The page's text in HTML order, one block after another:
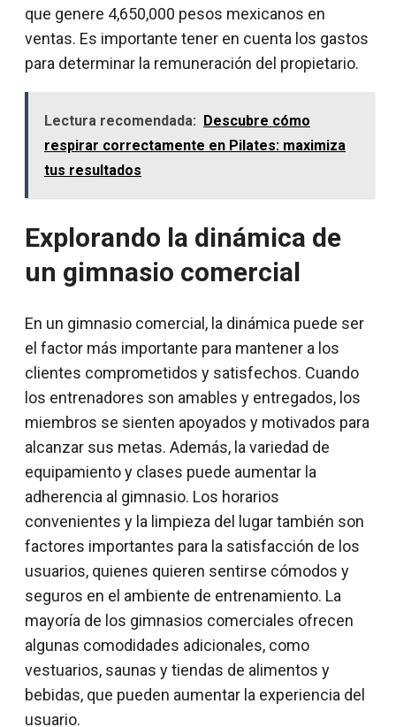
que genere 4,650,000 pesos mexicanos en
ventas. Es importante tener en cuenta los gastos
para determinar la remuneración del propietario.
Lectura recomendada:
Descubre cómo
respirar correctamente en Pilates: maximiza
tus resultados
Explorando la dinámica de
un gimnasio comercial
En un gimnasio comercial, la dinámica puede ser
el factor más importante para mantener a los
clientes comprometidos y satisfechos. Cuando
los entrenadores son amables y entregados, los
miembros se sienten apoyados y motivados para
alcanzar sus metas. Además, la variedad de
equipamiento y clases puede aumentar la
adherencia al gimnasio. Los horarios
convenientes y la limpieza del lugar también son
factores importantes para la satisfacción de los
usuarios, quienes quieren sentirse cómodos y
seguros en el ambiente de entrenamiento. La
mayoría de los gimnasios comerciales ofrecen
algunas comodidades adicionales, como
vestuarios, saunas y tiendas de alimentos y
bebidas, que pueden aumentar la experiencia del
usuario.